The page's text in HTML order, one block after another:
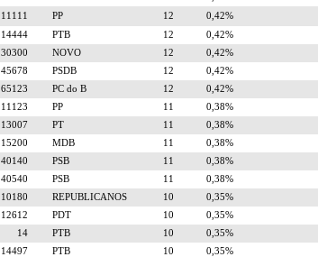
11111 PP 12
0,42%
14444 PTB 12
0,42%
30300 NOVO 12
0,42%
45678 PSDB 12
0,42%
65123 PC do B 12
0,42%
11123 PP 11
0,38%
13007 PT 11
0,38%
15200 MDB 11
0,38%
40140 PSB 11
0,38%
40540 PSB 11
0,38%
10180 REPUBLICANOS 10
0,35%
12612 PDT 10
0,35%
14 PTB 10
0,35%
14497 PTB 10
0,35%